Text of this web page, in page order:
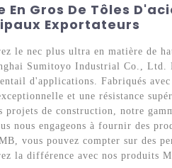
En Gros De Tôles
Exportateurs
le nec plus ultra en matière de
Sumitoyo Industrial Co.,
d'applications. Fabriqués
et une résistance
projets de construction, notre
nous engageons à fournir des
vous pouvez compter sur des
la différence avec nos produits